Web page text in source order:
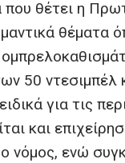
θέτει η
50 ντεσιμπέλ
για τις
και
νόμος, ενώ